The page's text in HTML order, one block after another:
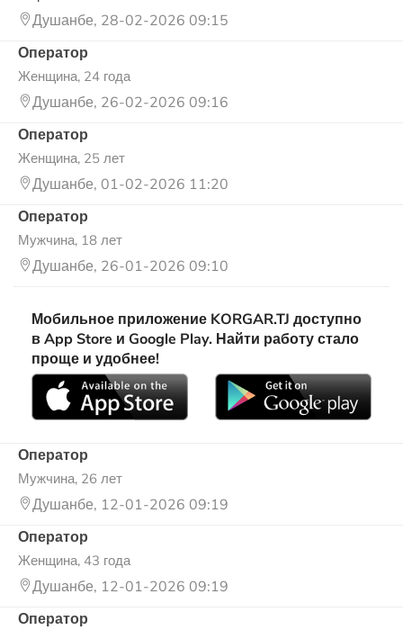
Душанбе, 28-02-2026 09:15
Оператор
Женщина, 24 года
Душанбе, 26-02-2026 09:16
Оператор
Женщина, 25 лет
Душанбе, 01-02-2026 11:20
Оператор
Мужчина, 18 лет
Душанбе, 26-01-2026 09:10
Мобильное приложение KORGAR.TJ доступно
в App Store и Google Play. Найти работу стало
проще и удобнее!
Оператор
Мужчина, 26 лет
Душанбе, 12-01-2026 09:19
Оператор
Женщина, 43 года
Душанбе, 12-01-2026 09:19
Оператор